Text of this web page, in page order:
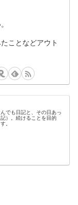
ことなどアウト
でも日記と、その日あっ
）。続けることを目的
。